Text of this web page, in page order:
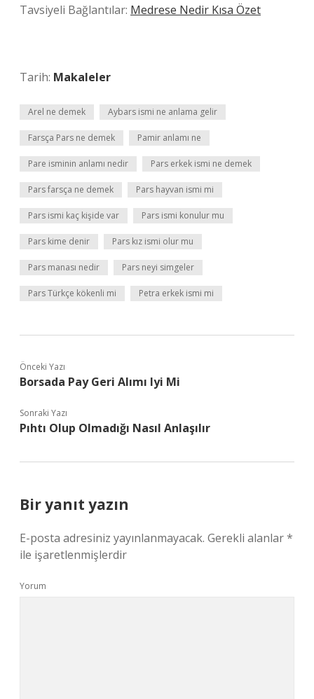
Tavsiyeli Bağlantılar: Medrese Nedir Kısa Özet
Tarih: Makaleler
Arel ne demek Aybars ismi ne anlama gelir
Farsça Pars ne demek Pamir anlamı ne
Pare isminin anlamı nedir Pars erkek ismi ne demek
Pars farsça ne demek Pars hayvan ismi mi
Pars ismi kaç kişide var Pars ismi konulur mu
Pars kime denir Pars kız ismi olur mu
Pars manası nedir Pars neyi simgeler
Pars Türkçe kökenli mi Petra erkek ismi mi
Önceki Yazı
Borsada Pay Geri Alımı Iyi Mi
Sonraki Yazı
Pıhtı Olup Olmadığı Nasıl Anlaşılır
Bir yanıt yazın
E-posta adresiniz yayınlanmayacak. Gerekli alanlar*
ile işaretlenmişlerdir
Yorum